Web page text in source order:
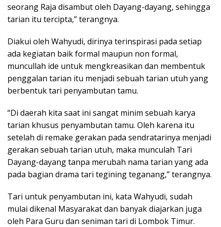
seorang Raja disambut oleh Dayang-dayang, sehingga
tarian itu tercipta,” terangnya.
Diakui oleh Wahyudi, dirinya terinspirasi pada setiap
ada kegiatan baik formal maupun non formal,
muncullah ide untuk mengkreasikan dan membentuk
penggalan tarian itu menjadi sebuah tarian utuh yang
berbentuk tari penyambutan tamu.
“Di daerah kita saat ini sangat minim sebuah karya
tarian khusus penyambutan tamu. Oleh karena itu
setelah di remake gerakan pada sendratarinya menjadi
gerakan sebuah tarian utuh, maka munculah Tari
Dayang-dayang tanpa merubah nama tarian yang ada
pada bagian drama tari tegining teganang,” terangnya.
Tari untuk penyambutan ini, kata Wahyudi, sudah
mulai dikenal Masyarakat dan banyak diajarkan juga
oleh Para Guru dan seniman tari di Lombok Timur.